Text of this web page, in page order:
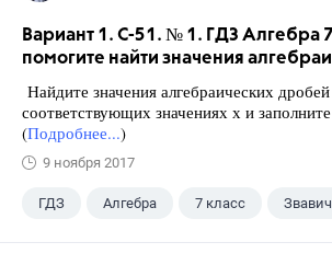
Вариант 1. С-51. № 1. ГДЗ Алгебра
помогите найти значения
Найдите значения алгебраических
соответствующих значениях х и
(Подробнее...)
9 ноября 2017
ГДЗ Алгебра 7 класс